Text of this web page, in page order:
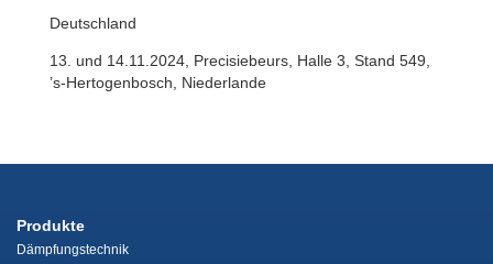
Deutschland
13. und 14.11.2024, Precisiebeurs, Halle 3, Stand 549,
’s-Hertogenbosch, Niederlande
Produkte
Dämpfungstechnik